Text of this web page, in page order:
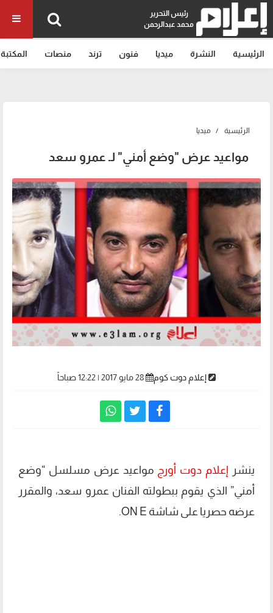
رئيس التحرير
محمد عبدالرحمن
الرئيسية النشرة ميديا فنون ترند منصات المكتبة
الرئيسية ميديا
مواعيد عرض "وضع أمني" لـ عمرو سعد
إعلام دوت كوم
ينشر إعلام دوت أورج مواعيد عرض مسلسل “وضع
أمني” الذي يقوم ببطولته الفنان عمرو سعد، والمقرر
عرضه حصريا على شاشة ON E.